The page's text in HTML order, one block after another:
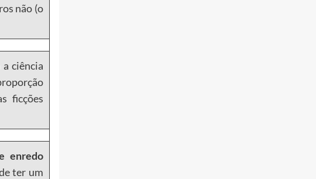
não (o
ciência
ficções
enredo
ter um